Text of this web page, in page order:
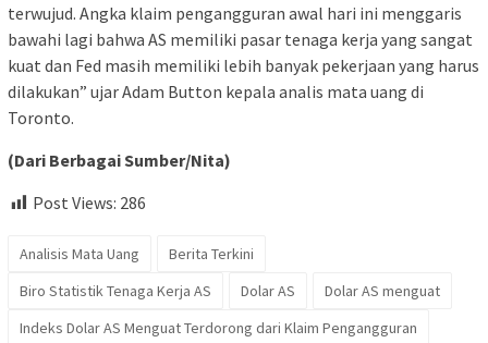
terwujud. Angka klaim pengangguran awal hari ini menggaris
bawahi lagi bahwa AS memiliki pasar tenaga kerja yang sangat
kuat dan Fed masih memiliki lebih banyak pekerjaan yang harus
dilakukan” ujar Adam Button kepala analis mata uang di
Toronto.
(Dari Berbagai Sumber/Nita)
Post Views: 286
Analisis Mata Uang
Berita Terkini
Biro Statistik Tenaga Kerja AS
Dolar AS
Dolar AS menguat
Indeks Dolar AS Menguat Terdorong dari Klaim Pengangguran